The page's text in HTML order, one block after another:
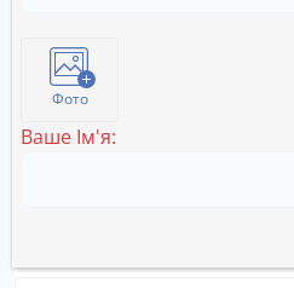
Фото
Ваше Ім'я: